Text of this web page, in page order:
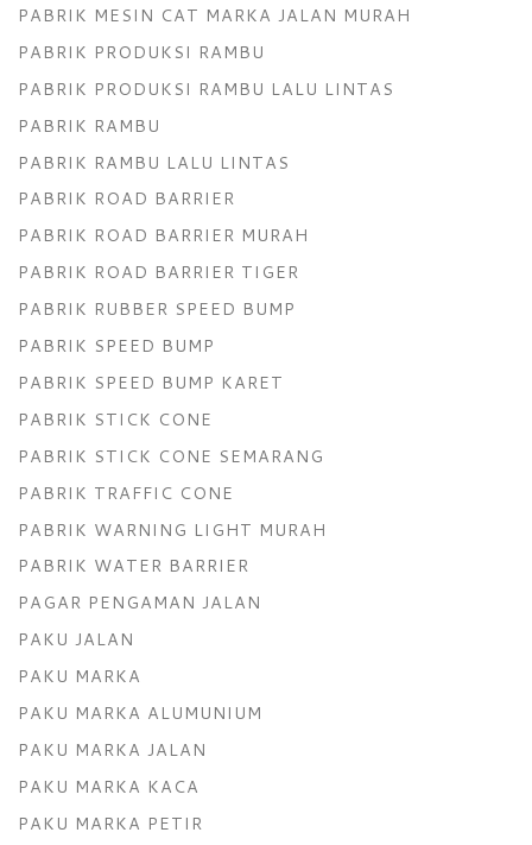
PABRIK MESIN CAT MARKA JALAN MURAH
PABRIK PRODUKSI RAMBU
PABRIK PRODUKSI RAMBU LALU LINTAS
PABRIK RAMBU
PABRIK RAMBU LALU LINTAS
PABRIK ROAD BARRIER
PABRIK ROAD BARRIER MURAH
PABRIK ROAD BARRIER TIGER
PABRIK RUBBER SPEED BUMP
PABRIK SPEED BUMP
PABRIK SPEED BUMP KARET
PABRIK STICK CONE
PABRIK STICK CONE SEMARANG
PABRIK TRAFFIC CONE
PABRIK WARNING LIGHT MURAH
PABRIK WATER BARRIER
PAGAR PENGAMAN JALAN
PAKU JALAN
PAKU MARKA
PAKU MARKA ALUMUNIUM
PAKU MARKA JALAN
PAKU MARKA KACA
PAKU MARKA PETIR